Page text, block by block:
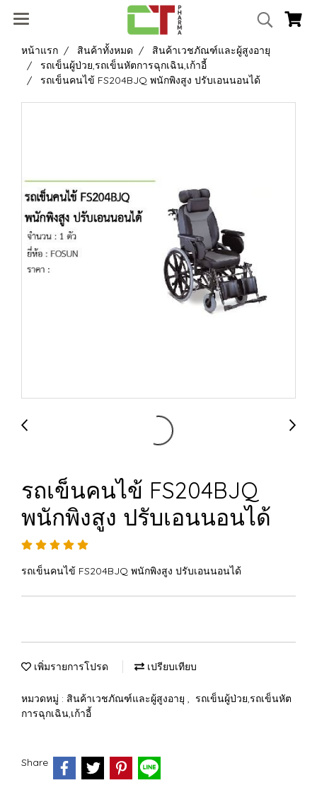
หน้าแรก สินค้าทั้งหมด
สินค้าเวชภัณฑ์และผู้สูงอายุ
รถเข็นผู้ป่วย,รถเข็นหัตการฉุกเฉิน,เก้าอี้
รถเข็นคนไข้ FS204BJQ พนักพิงสูง ปรับเอนนอนได้
รถเข็นคนไข้ FS204BJQ
พนักพิงสูง ปรับเอนนอนได้
รถเข็นคนไข้ FS204BJQ พนักพิงสูง ปรับเอนนอนได้
เพิ่มรายการโปรด เปรียบเทียบ
หมวดหมู่ : สินค้าเวชภัณฑ์และผู้สูงอายุ , รถเข็นผู้ป่วย,รถเข็นหัต
การฉุกเฉิน,เก้าอี้
Share